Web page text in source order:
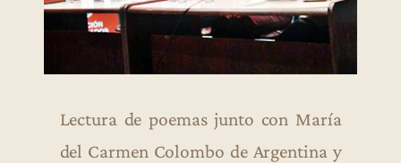
Lectura de poemas junto con María
del Carmen Colombo de Argentina y